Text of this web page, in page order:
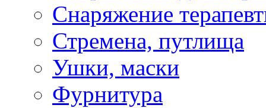
Снаряжение
Стремена, путлища
Ушки, маски
Фурнитура